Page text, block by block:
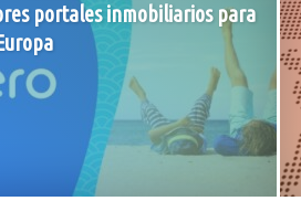
portales inmobiliarios para